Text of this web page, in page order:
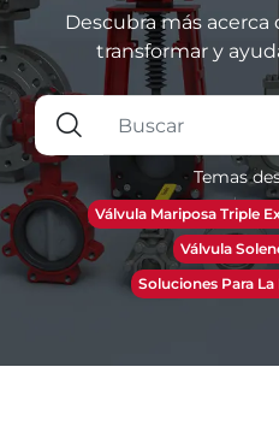
Descubra más
transformar y
Temas
Válvula Mariposa Triple
Válvula
Soluciones Para